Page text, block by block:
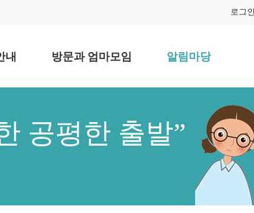
로그인
내 방문과 엄마모임 알림마당
공평한 출발”